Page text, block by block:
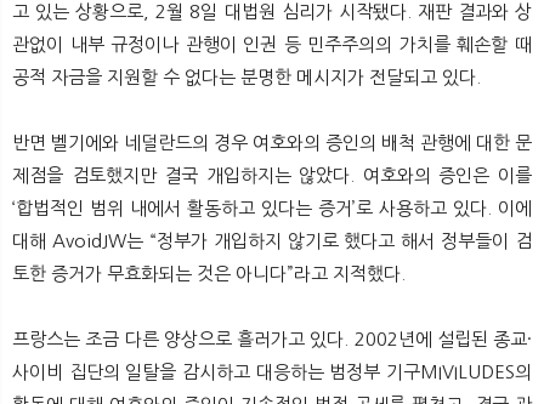
고 있는 상황으로, 2월 8일 대법원 심리가 시작됐다. 재판 결과와 상
관없이 내부 규정이나 관행이 인권 등 민주주의의 가치를 훼손할 때
공적 자금을 지원할 수 없다는 분명한 메시지가 전달되고 있다.
반면 벨기에와 네덜란드의 경우 여호와의 증인의 배척 관행에 대한 문
제점을 검토했지만 결국 개입하지는 않았다. 여호와의 증인은 이를
‘합법적인 범위 내에서 활동하고 있다는 증거’로 사용하고 있다. 이에
대해 AvoidJW는 “정부가 개입하지 않기로 했다고 해서 정부들이 검
토한 증거가 무효화되는 것은 아니다”라고 지적했다.
프랑스는 조금 다른 양상으로 흘러가고 있다. 2002년에 설립된 종교·
사이비 집단의 일탈을 감시하고 대응하는 범정부 기구MIVILUDES의